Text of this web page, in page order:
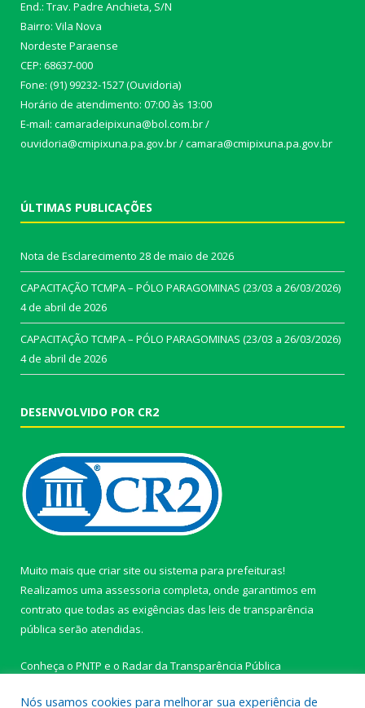
End.: Trav. Padre Anchieta, S/N
Bairro: Vila Nova
Nordeste Paraense
CEP: 68637-000
Fone: (91) 99232-1527 (Ouvidoria)
Horário de atendimento: 07:00 às 13:00
E-mail: camaradeipixuna@bol.com.br /
ouvidoria@cmipixuna.pa.gov.br / camara@cmipixuna.pa.gov.br
ÚLTIMAS PUBLICAÇÕES
Nota de Esclarecimento 28 de maio de 2026
CAPACITAÇÃO TCMPA – PÓLO PARAGOMINAS (23/03 a 26/03/2026)
4 de abril de 2026
CAPACITAÇÃO TCMPA – PÓLO PARAGOMINAS (23/03 a 26/03/2026)
4 de abril de 2026
DESENVOLVIDO POR CR2
Muito mais que criar site ou sistema para prefeituras!
Realizamos uma assessoria completa, onde garantimos em
contrato que todas as exigências das leis de transparência
pública serão atendidas.
Conheça o PNTP e o Radar da Transparência Pública
Nós usamos cookies para melhorar sua experiência de